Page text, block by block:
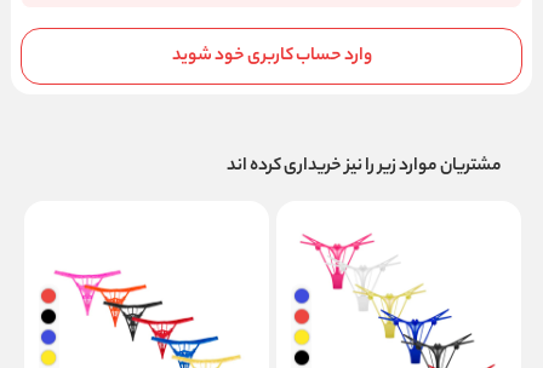
وارد حساب کاربری خود شوید
مشتریان موارد زیر را نیز خریداری کرده اند